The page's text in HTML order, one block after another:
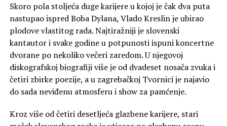
Skoro pola stoljeća duge karijere u kojoj je čak dva puta
nastupao ispred Boba Dylana, Vlado Kreslin je ubirao
plodove vlastitog rada. Najtiražniji je slovenski
kantautor i svake godine u potpunosti ispuni koncertne
dvorane po nekoliko večeri zaredom. U njegovoj
diskografskoj biografiji više je od dvadeset nosača zvuka i
četiri zbirke poezije, a u zagrebačkoj Tvornici je najavio
do sada neviđenu atmosferu i show za pamćenje.
Kroz više od četiri desetljeća glazbene karijere, stari